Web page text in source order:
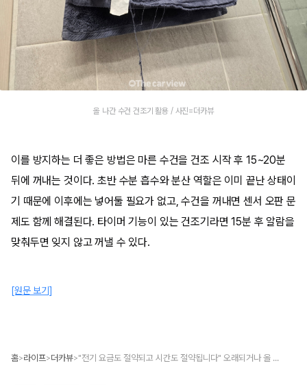
올 나간 수건 건조기 활용 / 사진=더카뷰
이를 방지하는 더 좋은 방법은 마른 수건을 건조 시작 후 15~20분
뒤에 꺼내는 것이다. 초반 수분 흡수와 분산 역할은 이미 끝난 상태이
기 때문에 이후에는 넣어둘 필요가 없고, 수건을 꺼내면 센서 오판 문
제도 함께 해결된다. 타이머 기능이 있는 건조기라면 15분 후 알람을
맞춰두면 잊지 않고 꺼낼 수 있다.
[원문 보기]
홈>라이프>더카뷰> "전기 요금도 절약되고 시간도 절약됩니다" 오래되거나 올 나가서 버릴 수건은 건조기에 넣어보세요